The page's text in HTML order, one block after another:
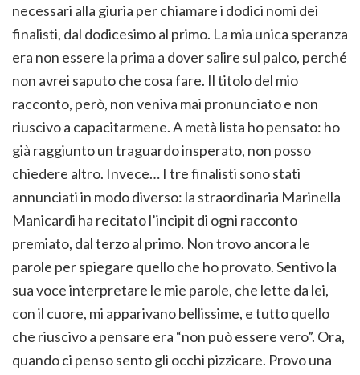
necessari alla giuria per chiamare i dodici nomi dei
finalisti, dal dodicesimo al primo. La mia unica speranza
era non essere la prima a dover salire sul palco, perché
non avrei saputo che cosa fare. Il titolo del mio
racconto, però, non veniva mai pronunciato e non
riuscivo a capacitarmene. A metà lista ho pensato: ho
già raggiunto un traguardo insperato, non posso
chiedere altro. Invece… I tre finalisti sono stati
annunciati in modo diverso: la straordinaria Marinella
Manicardi ha recitato l’incipit di ogni racconto
premiato, dal terzo al primo. Non trovo ancora le
parole per spiegare quello che ho provato. Sentivo la
sua voce interpretare le mie parole, che lette da lei,
con il cuore, mi apparivano bellissime, e tutto quello
che riuscivo a pensare era “non può essere vero”. Ora,
quando ci penso sento gli occhi pizzicare. Provo una